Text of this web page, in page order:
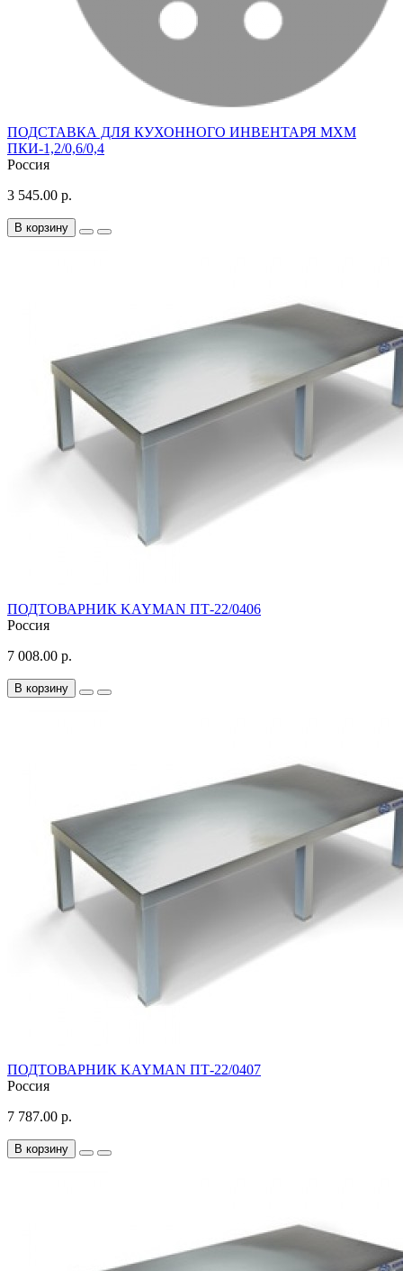
ПОДСТАВКА ДЛЯ КУХОННОГО ИНВЕНТАРЯ МХМ
ПКИ-1,2/0,6/0,4
Россия
3 545.00 р.
В корзину
ПОДТОВАРНИК KAYMAN ПТ-22/0406
Россия
7 008.00 р.
В корзину
ПОДТОВАРНИК KAYMAN ПТ-22/0407
Россия
7 787.00 р.
В корзину